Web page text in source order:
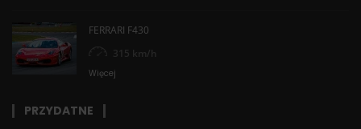
FERRARI F430
315 km/h
Więcej
PRZYDATNE